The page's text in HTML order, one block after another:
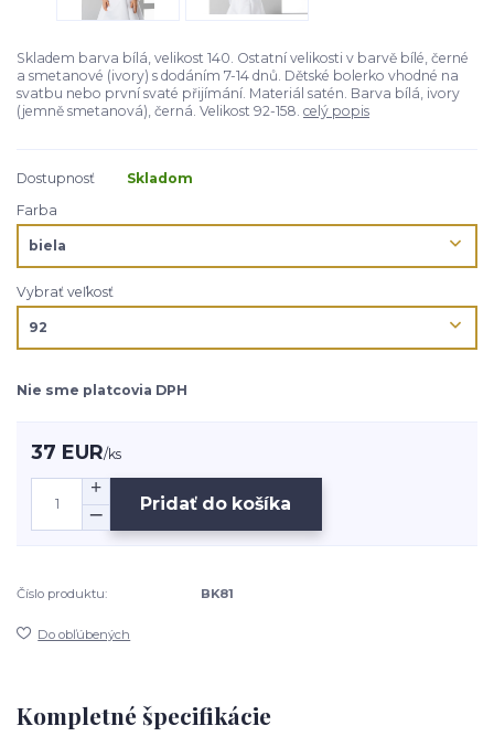
Skladem barva bílá, velikost 140. Ostatní velikosti v barvě bílé, černé
a smetanové (ivory) s dodáním 7-14 dnů. Dětské bolerko vhodné na
svatbu nebo první svaté přijímání. Materiál satén. Barva bílá, ivory
(jemně smetanová), černá. Velikost 92-158. celý popis
Dostupnosť
Skladom
Farba
Vybrať veľkosť
Nie sme platcovia DPH
37 EUR/ks
Pridať do košíka
Číslo produktu: BK81
Do obľúbených
Kompletné špecifikácie